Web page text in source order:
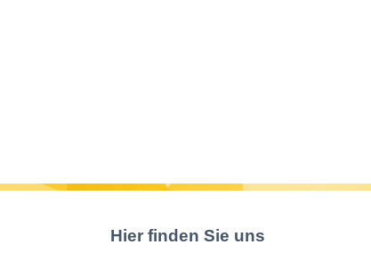
Hier finden Sie uns